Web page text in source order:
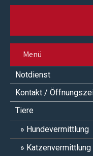
Menü
Notdienst
Kontakt /
Tiere
Hundevermittlung
Katzenvermittlung